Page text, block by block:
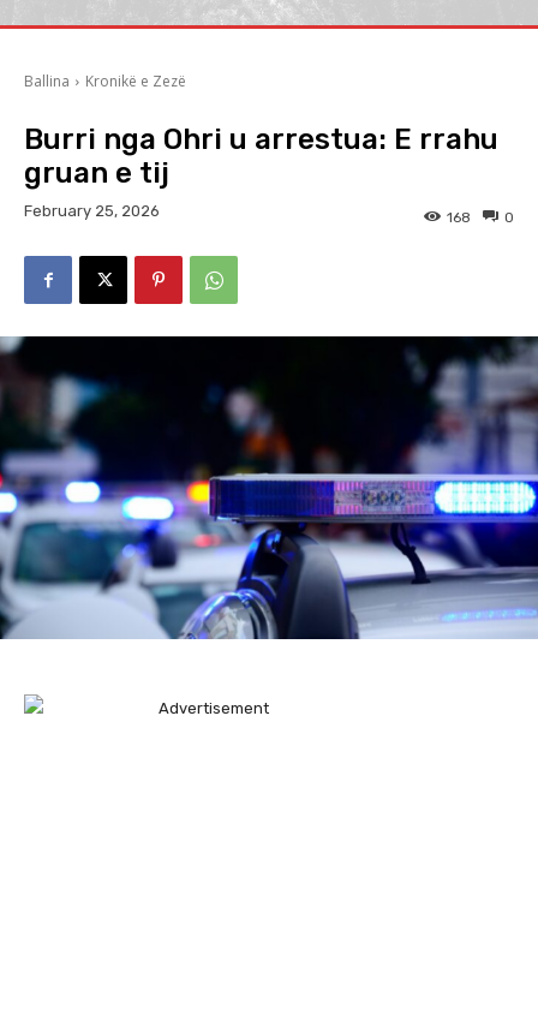
Ballina Kronikë e Zezë
Burri nga Ohri u arrestua: E rrahu
gruan e tij
February 25, 2026 0
168